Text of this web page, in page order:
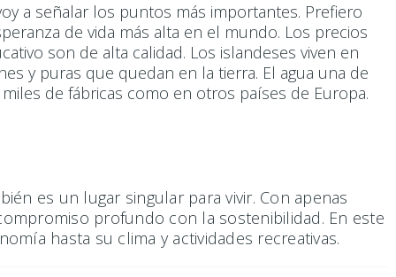
a señalar los puntos más importantes. Prefiero
de vida más alta en el mundo. Los precios
son de alta calidad. Los islandeses viven en
y puras que quedan en la tierra. El agua una de
de fábricas como en otros países de Europa.
es un lugar singular para vivir. Con apenas
profundo con la sostenibilidad. En este
hasta su clima y actividades recreativas.